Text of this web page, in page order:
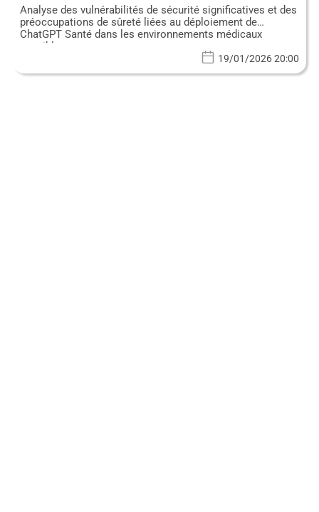
Analyse des vulnérabilités de sécurité significatives et des
préoccupations de sûreté liées au déploiement de
ChatGPT Santé dans les environnements médicaux
sensibles.
19/01/2026 20:00